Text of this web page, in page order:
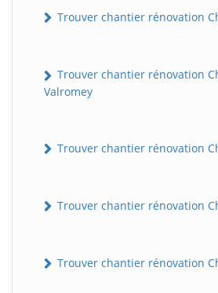
Trouver chantier rénovation
Trouver chantier rénovation
Valromey
Trouver chantier rénovation
Trouver chantier rénovation
Trouver chantier rénovation